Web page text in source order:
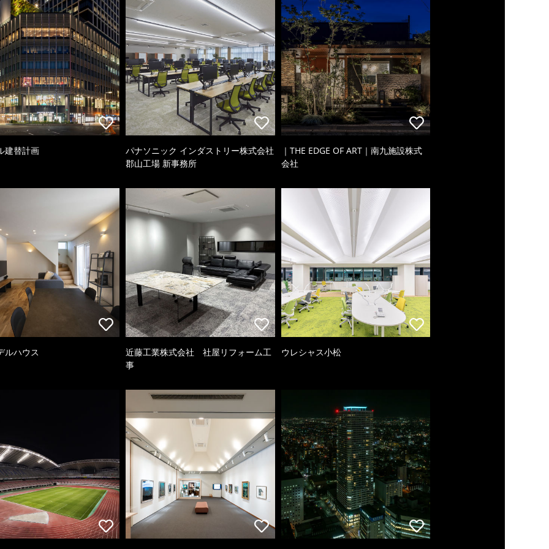
建替計画
パナソニック インダストリー株式会社
郡山工場 新事務所
｜THE EDGE OF ART｜南九施設株式
会社
ルハウス
近藤工業株式会社 社屋リフォーム工
事
ウレシャス小松